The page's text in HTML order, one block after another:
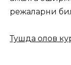
режаларни
Тушда олов